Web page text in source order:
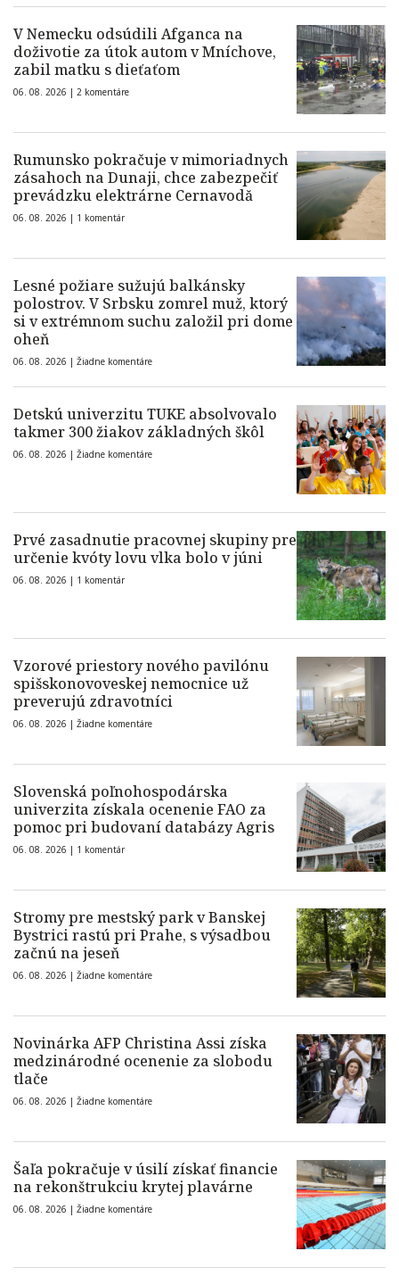
V Nemecku odsúdili Afganca na
doživotie za útok autom v Mníchove,
zabil matku s dieťaťom
06. 08. 2026 | 2 komentáre
Rumunsko pokračuje v mimoriadnych
zásahoch na Dunaji, chce zabezpečiť
prevádzku elektrárne Cernavodă
06. 08. 2026 | 1 komentár
Lesné požiare sužujú balkánsky
polostrov. V Srbsku zomrel muž, ktorý
si v extrémnom suchu založil pri dome
oheň
06. 08. 2026 | Žiadne komentáre
Detskú univerzitu TUKE absolvovalo
takmer 300 žiakov základných škôl
06. 08. 2026 | Žiadne komentáre
Prvé zasadnutie pracovnej skupiny pre
určenie kvóty lovu vlka bolo v júni
06. 08. 2026 | 1 komentár
Vzorové priestory nového pavilónu
spišskonovoveskej nemocnice už
preverujú zdravotníci
06. 08. 2026 | Žiadne komentáre
Slovenská poľnohospodárska
univerzita získala ocenenie FAO za
pomoc pri budovaní databázy Agris
06. 08. 2026 | 1 komentár
Stromy pre mestský park v Banskej
Bystrici rastú pri Prahe, s výsadbou
začnú na jeseň
06. 08. 2026 | Žiadne komentáre
Novinárka AFP Christina Assi získa
medzinárodné ocenenie za slobodu
tlače
06. 08. 2026 | Žiadne komentáre
Šaľa pokračuje v úsilí získať financie
na rekonštrukciu krytej plavárne
06. 08. 2026 | Žiadne komentáre